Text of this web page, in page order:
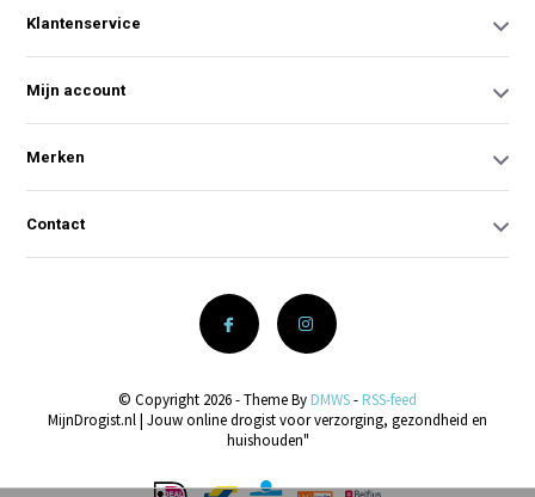
Klantenservice
Mijn account
Merken
Contact
© Copyright 2026 - Theme By DMWS- RSS-feed
MijnDrogist.nl | Jouw online drogist voor verzorging, gezondheid en
huishouden"